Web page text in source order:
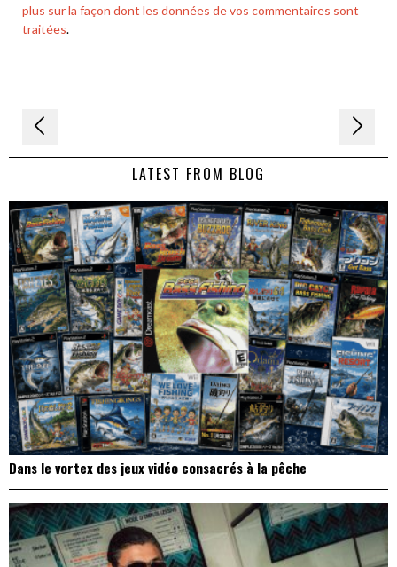
plus sur la façon dont les données de vos commentaires sont
traitées.
Navigation
de LATEST FROM BLOG
Dans le vortex des jeux vidéo consacrés à la pêche